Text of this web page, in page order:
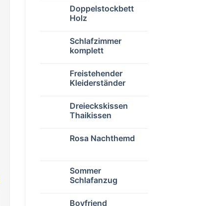
Doppelstockbett
Holz
Schlafzimmer
komplett
Freistehender
Kleiderständer
Dreieckskissen
Thaikissen
Rosa Nachthemd
Sommer
Schlafanzug
Boyfriend